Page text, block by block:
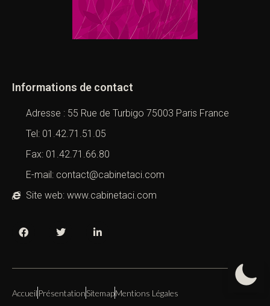
Informations de contact
Adresse : 55 Rue de Turbigo 75003 Paris France
Tel: 01.42.71.51.05
Fax: 01.42.71.66.80
E-mail: contact@cabinetaci.com
Site web: www.cabinetaci.com
Accueil PrésentationSitemapMentions Légales